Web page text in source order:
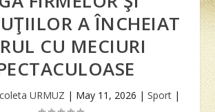
A ÎNCHEIAT
CU MECIURI
URMUZ | May 11, 2026 | Sport|